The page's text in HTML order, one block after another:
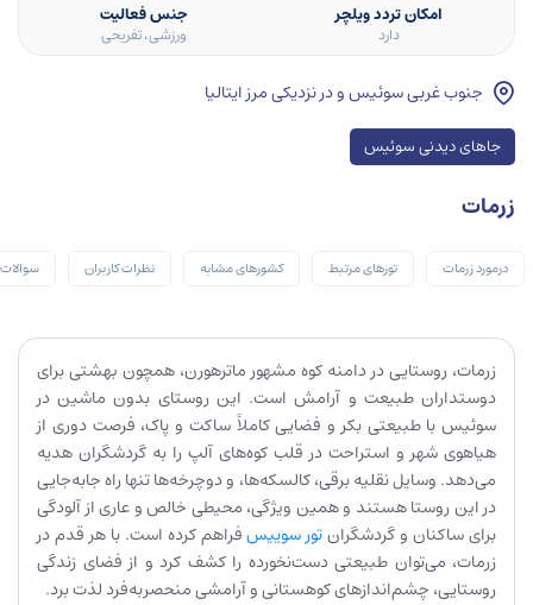
امکان تردد ویلچر
دارد
جنس فعالیت
ورزشی، تفریحی
جنوب غربی سوئیس و در نزدیکی مرز ایتالیا
جاهای دیدنی سوئیس
زرمات
درمورد زرمات تورهای مرتبط کشورهای مشابه نظرات کاربران
زرمات، روستایی در دامنه‌ کوه مشهور ماترهورن، همچون بهشتی برای
دوستداران طبیعت و آرامش است. این روستای بدون ماشین در
سوئیس با طبیعتی بکر و فضایی کاملاً ساکت و پاک، فرصت دوری از
هیاهوی شهر و استراحت در قلب کوه‌های آلپ را به گردشگران هدیه
می‌دهد. وسایل نقلیه برقی، کالسکه‌ها، و دوچرخه‌ها تنها راه جابه‌جایی
در این روستا هستند و همین ویژگی، محیطی خالص و عاری از آلودگی
برای ساکنان و گردشگرانتور سوییسفراهم کرده است. با هر قدم در
زرمات، می‌توان طبیعتی دست‌نخورده را کشف کرد و از فضای زندگی
روستایی، چشم‌اندازهای کوهستانی و آرامشی منحصربه‌فرد لذت برد.